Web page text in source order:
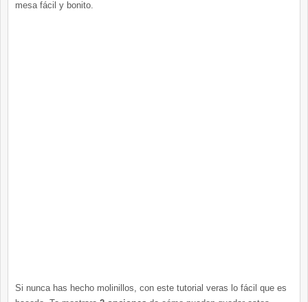
mesa fácil y bonito.
Si nunca has hecho molinillos, con este tutorial veras lo fácil que es